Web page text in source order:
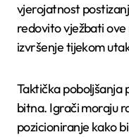
vjerojatnost
redovito vježbati
izvršenje tijekom
Taktička poboljšanja
bitna. Igrači moraju
pozicioniranje kako